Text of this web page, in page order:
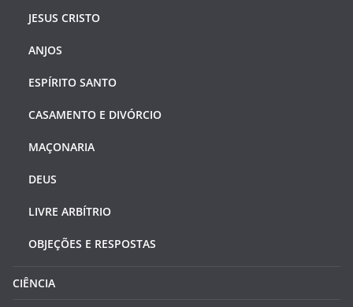
JESUS CRISTO
ANJOS
ESPÍRITO SANTO
CASAMENTO E DIVÓRCIO
MAÇONARIA
DEUS
LIVRE ARBÍTRIO
OBJEÇÕES E RESPOSTAS
CIÊNCIA